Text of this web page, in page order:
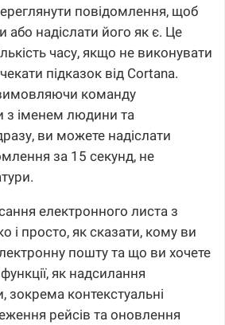
повідомлення, щоб
або надіслати його як є. Це
часу, якщо не виконувати
підказок від Cortana.
команду
з іменем людини та
ви можете надіслати
за 15 секунд, не
електронного листа з
і просто, як сказати, кому ви
пошту та що ви хочете
як надсилання
зокрема контекстуальні
рейсів та оновлення